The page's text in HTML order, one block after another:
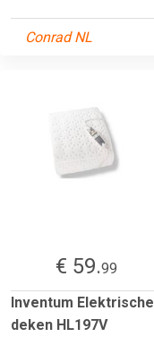
Conrad NL
€ 59.99
Inventum Elektrische
deken HL197V